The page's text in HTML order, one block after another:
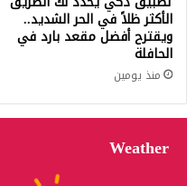
الأكثر ظلاً في الحر الشديد..
ويقترح أفضل مقعد بارد في
الحافلة
منذ يومين
Weather